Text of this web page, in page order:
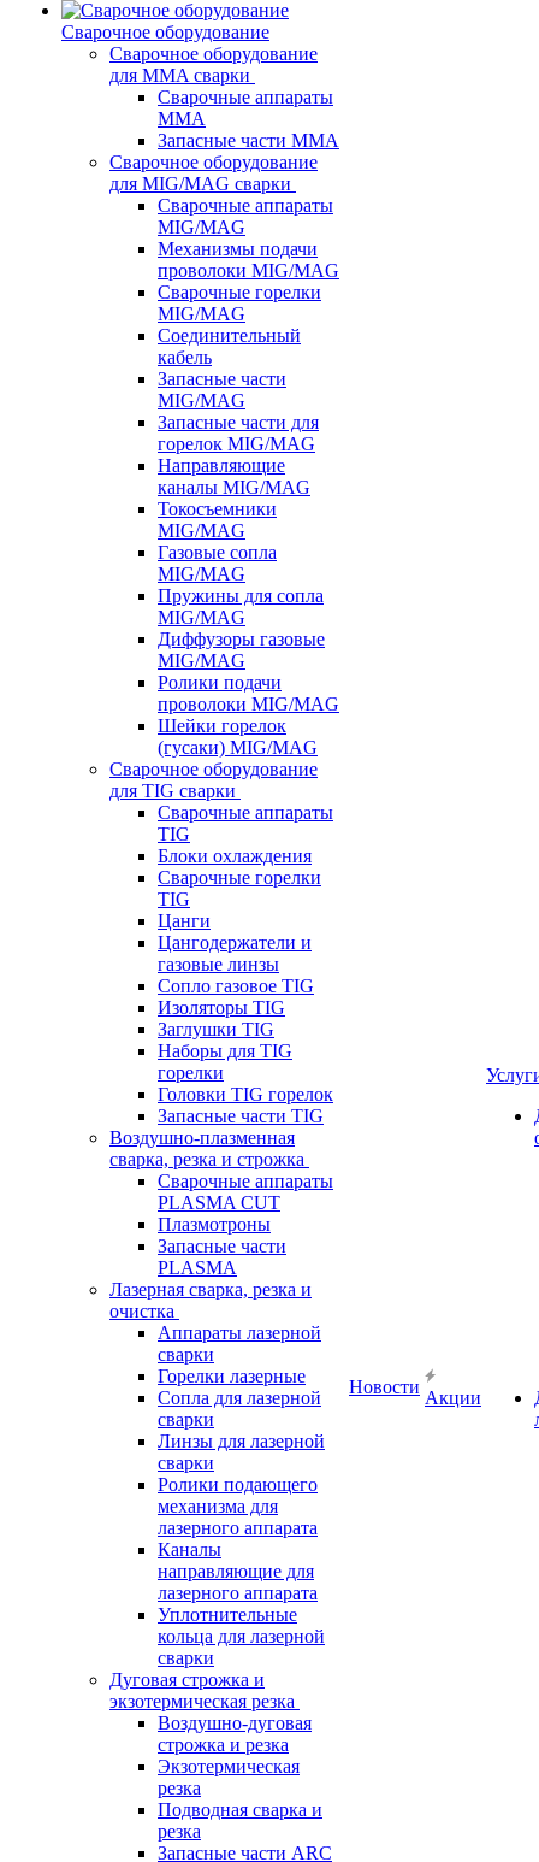
Сварочное оборудование
Сварочное оборудование
для MMA сварки
Сварочные аппараты
MMA
Запасные части MMA
Сварочное оборудование
для MIG/MAG сварки
Сварочные аппараты
MIG/MAG
Механизмы подачи
проволоки MIG/MAG
Сварочные горелки
MIG/MAG
Соединительный
кабель
Запасные части
MIG/MAG
Запасные части для
горелок MIG/MAG
Направляющие
каналы MIG/MAG
Токосъемники
MIG/MAG
Газовые сопла
MIG/MAG
Пружины для сопла
MIG/MAG
Диффузоры газовые
MIG/MAG
Ролики подачи
проволоки MIG/MAG
Шейки горелок
(гусаки) MIG/MAG
Сварочное оборудование
для TIG сварки
Сварочные аппараты
TIG
Блоки охлаждения
Сварочные горелки
TIG
Цанги
Цангодержатели и
газовые линзы
Сопло газовое TIG
Изоляторы TIG
Заглушки TIG
Наборы для TIG
горелки
Головки TIG горелок
Запасные части TIG
Воздушно-плазменная
сварка, резка и строжка
Сварочные аппараты
PLASMA CUT
Плазмотроны
Запасные части
PLASMA
Лазерная сварка, резка и
очистка
Аппараты лазерной
сварки
Горелки лазерные
Сопла для лазерной
сварки
Линзы для лазерной
сварки
Ролики подающего
механизма для
лазерного аппарата
Каналы
направляющие для
лазерного аппарата
Уплотнительные
кольца для лазерной
сварки
Дуговая строжка и
экзотермическая резка
Воздушно-дуговая
строжка и резка
Экзотермическая
резка
Подводная сварка и
резка
Запасные части ARC
Новости
Акции